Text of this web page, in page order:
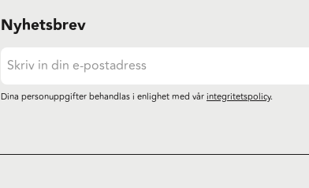
Nyhetsbrev
Dina personuppgifter behandlas i enlighet med vårintegritetspolicy.